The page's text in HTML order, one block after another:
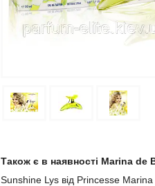
Також є в наявності Marina de
Sunshine Lys від Princesse